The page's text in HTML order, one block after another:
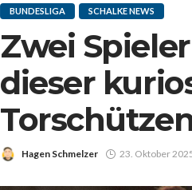
BUNDESLIGA SCHALKE NEWS
Zwei
dieser
Hagen Schmelzer 23. Oktober